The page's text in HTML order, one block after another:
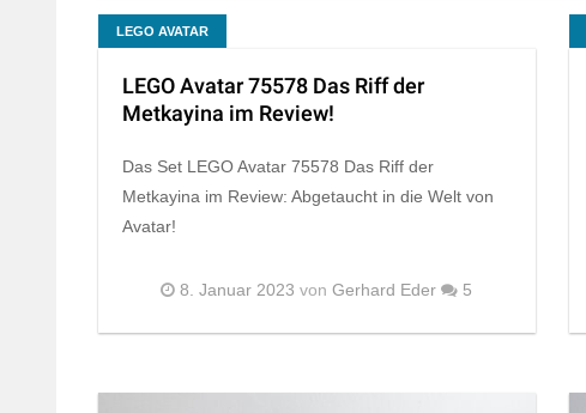
LEGO AVATAR
LEGO Avatar 75578 Das Riff der
Metkayina im Review!
Das Set LEGO Avatar 75578 Das Riff der
Metkayina im Review: Abgetaucht in die Welt von
Avatar!
8. Januar 2023 vonGerhard Eder 5